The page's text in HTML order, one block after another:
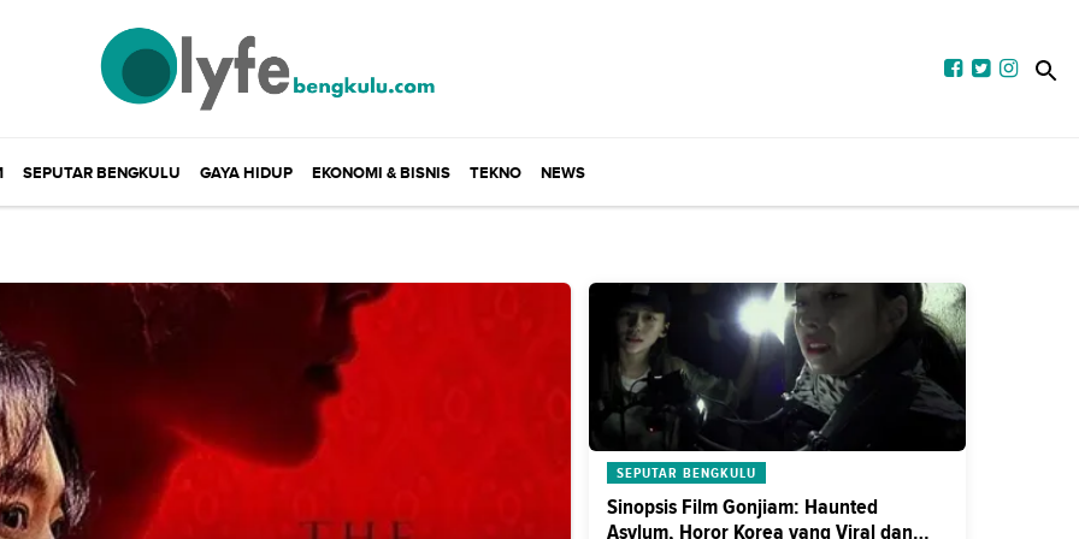
SEPUTAR BENGKULU GAYA HIDUP EKONOMI & BISNIS TEKNO NEWS
SEPUTAR BENGKULU
Sinopsis Film Gonjiam: Haunted
Asylum, Horor Korea yang Viral dan